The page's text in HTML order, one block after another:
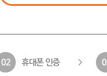
02 휴대폰 인증